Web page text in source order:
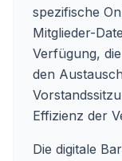
spezifische
Mitglieder-
Verfügung,
den
Effizienz der
Die digitale